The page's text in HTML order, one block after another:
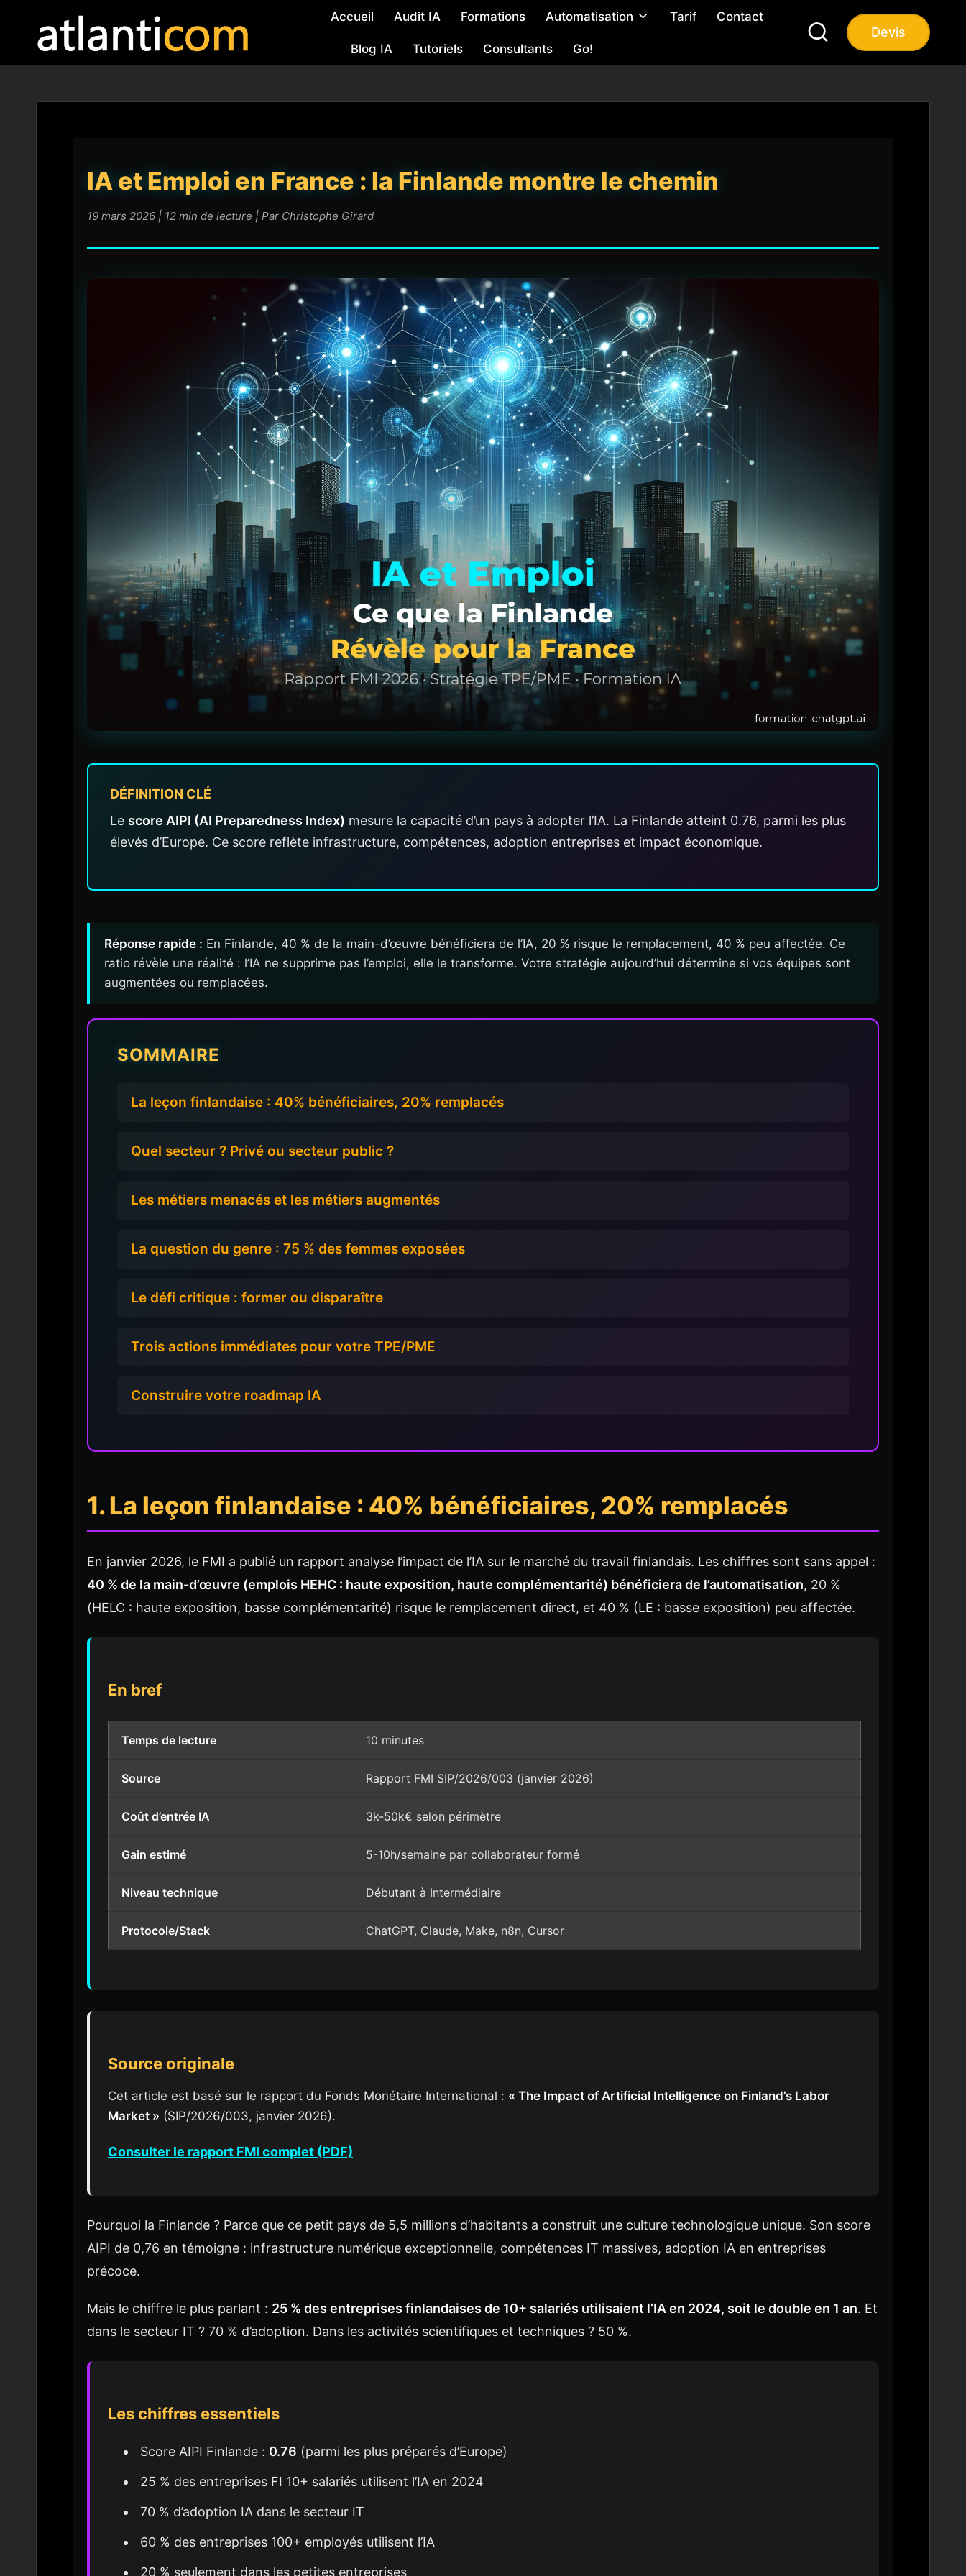
Accueil Audit IA Formations Automatisation Tarif Contact
Blog IA Tutoriels Consultants Go!
Devis
IA et Emploi en France : la Finlande montre le chemin
19 mars 2026 | 12 min de lecture | Par Christophe Girard
DÉFINITION CLÉ
Le score AIPI (AI Preparedness Index) mesure la capacité d’un pays à adopter l’IA. La Finlande atteint 0.76, parmi les plus
élevés d’Europe. Ce score reflète infrastructure, compétences, adoption entreprises et impact économique.
Réponse rapide : En Finlande, 40 % de la main-d’œuvre bénéficiera de l’IA, 20 % risque le remplacement, 40 % peu affectée. Ce
ratio révèle une réalité : l’IA ne supprime pas l’emploi, elle le transforme. Votre stratégie aujourd’hui détermine si vos équipes sont
augmentées ou remplacées.
SOMMAIRE
La leçon finlandaise : 40% bénéficiaires, 20% remplacés
Quel secteur ? Privé ou secteur public ?
Les métiers menacés et les métiers augmentés
La question du genre : 75 % des femmes exposées
Le défi critique : former ou disparaître
Trois actions immédiates pour votre TPE/PME
Construire votre roadmap IA
1. La leçon finlandaise : 40% bénéficiaires, 20% remplacés
En janvier 2026, le FMI a publié un rapport analyse l’impact de l’IA sur le marché du travail finlandais. Les chiffres sont sans appel :
40 % de la main-d’œuvre (emplois HEHC : haute exposition, haute complémentarité) bénéficiera de l’automatisation, 20 %
(HELC : haute exposition, basse complémentarité) risque le remplacement direct, et 40 % (LE : basse exposition) peu affectée.
En bref
Temps de lecture 10 minutes
Source Rapport FMI SIP/2026/003 (janvier 2026)
Coût d’entrée IA 3k-50k€ selon périmètre
Gain estimé 5-10h/semaine par collaborateur formé
Niveau technique Débutant à Intermédiaire
Protocole/Stack ChatGPT, Claude, Make, n8n, Cursor
Source originale
Cet article est basé sur le rapport du Fonds Monétaire International : « The Impact of Artificial Intelligence on Finland’s Labor
Market » (SIP/2026/003, janvier 2026).
Consulter le rapport FMI complet (PDF)
Pourquoi la Finlande ? Parce que ce petit pays de 5,5 millions d’habitants a construit une culture technologique unique. Son score
AIPI de 0,76 en témoigne : infrastructure numérique exceptionnelle, compétences IT massives, adoption IA en entreprises
précoce.
Mais le chiffre le plus parlant : 25 % des entreprises finlandaises de 10+ salariés utilisaient l’IA en 2024, soit le double en 1 an. Et
dans le secteur IT ? 70 % d’adoption. Dans les activités scientifiques et techniques ? 50 %.
Les chiffres essentiels
Score AIPI Finlande : 0.76 (parmi les plus préparés d’Europe)
25 % des entreprises FI 10+ salariés utilisent l’IA en 2024
70 % d’adoption IA dans le secteur IT
60 % des entreprises 100+ employés utilisent l’IA
20 % seulement dans les petites entreprises